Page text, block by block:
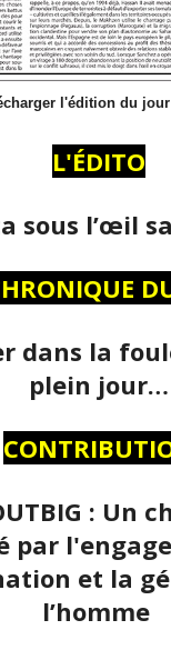
l'édition du jour
L'ÉDITO
sous l’œil
dans la
plein jour…
: Un
par
et la
l’homme